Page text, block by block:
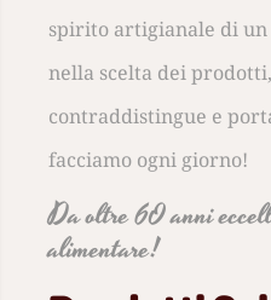
spirito artigianale di
nella scelta dei
contraddistingue e
facciamo ogni giorno!
Da oltre 60 anni
alimentare!